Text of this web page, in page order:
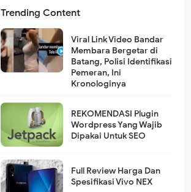
Trending Content
Viral Link Video Bandar
Membara Bergetar di
Batang, Polisi Identifikasi
Pemeran, Ini
Kronologinya
REKOMENDASI Plugin
Wordpress Yang Wajib
Dipakai Untuk SEO
Full Review Harga Dan
Spesifikasi Vivo NEX